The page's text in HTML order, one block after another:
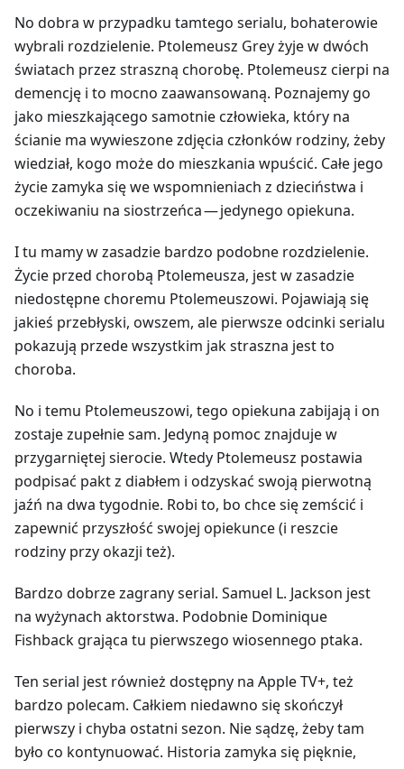
No dobra w przypadku tamtego serialu, bohaterowie
wybrali rozdzielenie. Ptolemeusz Grey żyje w dwóch
światach przez straszną chorobę. Ptolemeusz cierpi na
demencję i to mocno zaawansowaną. Poznajemy go
jako mieszkającego samotnie człowieka, który na
ścianie ma wywieszone zdjęcia członków rodziny, żeby
wiedział, kogo może do mieszkania wpuścić. Całe jego
życie zamyka się we wspomnieniach z dzieciństwa i
oczekiwaniu na siostrzeńca — jedynego opiekuna.
I tu mamy w zasadzie bardzo podobne rozdzielenie.
Życie przed chorobą Ptolemeusza, jest w zasadzie
niedostępne choremu Ptolemeuszowi. Pojawiają się
jakieś przebłyski, owszem, ale pierwsze odcinki serialu
pokazują przede wszystkim jak straszna jest to
choroba.
No i temu Ptolemeuszowi, tego opiekuna zabijają i on
zostaje zupełnie sam. Jedyną pomoc znajduje w
przygarniętej sierocie. Wtedy Ptolemeusz postawia
podpisać pakt z diabłem i odzyskać swoją pierwotną
jaźń na dwa tygodnie. Robi to, bo chce się zemścić i
zapewnić przyszłość swojej opiekunce (i reszcie
rodziny przy okazji też).
Bardzo dobrze zagrany serial. Samuel L. Jackson jest
na wyżynach aktorstwa. Podobnie Dominique
Fishback grająca tu pierwszego wiosennego ptaka.
Ten serial jest również dostępny na Apple TV+, też
bardzo polecam. Całkiem niedawno się skończył
pierwszy i chyba ostatni sezon. Nie sądzę, żeby tam
było co kontynuować. Historia zamyka się pięknie,